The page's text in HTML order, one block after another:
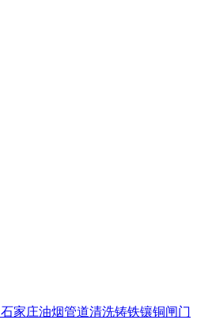
石家庄油烟管道清洗铸铁镶铜闸门